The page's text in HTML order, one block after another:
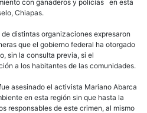
con ganaderos y policías en esta
Chiapas.
distintas organizaciones expresaron
que el gobierno federal ha otorgado
sin la consulta previa, si el
a los habitantes de las comunidades.
asesinado el activista Mariano Abarca
en esta región sin que hasta la
responsables de este crimen, al mismo